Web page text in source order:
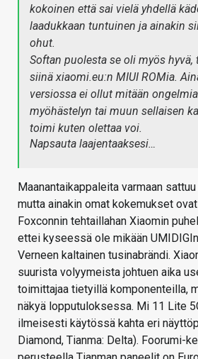
kokoinen että sai vielä yhdellä
laadukkaan tuntuinen ja ainakin
ohut.
Softan puolesta se oli myös hyvä,
siinä xiaomi.eu:n MIUI ROMia.
versiossa ei ollut mitään
myöhästelyn tai muun sellaisen
toimi kuten olettaa voi.
Napsauta laajentaaksesi…
Maanantaikappaleita varmaan
mutta ainakin omat kokemukset
Foxconnin tehtaillahan Xiaomin
ettei kyseessä ole mikään
Verneen kaltainen tusinabrändi.
suurista volyymeista johtuen aika
toimittajaa tietyillä komponenteilla,
näkyä lopputuloksessa. Mi 11 Lite
ilmeisesti käytössä kahta eri
Diamond, Tianma: Delta). Foorumi-